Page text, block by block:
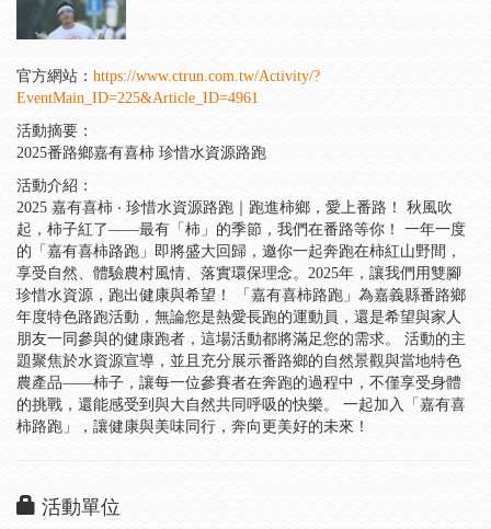
官方網站： https://www.ctrun.com.tw/Activity/?
EventMain_ID=225&Article_ID=4961
活動摘要：
2025番路鄉嘉有喜柿 珍惜水資源路跑
活動介紹：
2025 嘉有喜柿 ‧ 珍惜水資源路跑｜跑進柿鄉，愛上番路！ 秋風吹
起，柿子紅了——最有「柿」的季節，我們在番路等你！ 一年一度
的「嘉有喜柿路跑」即將盛大回歸，邀你一起奔跑在柿紅山野間，
享受自然、體驗農村風情、落實環保理念。2025年，讓我們用雙腳
珍惜水資源，跑出健康與希望！ 「嘉有喜柿路跑」為嘉義縣番路鄉
年度特色路跑活動，無論您是熱愛長跑的運動員，還是希望與家人
朋友一同參與的健康跑者，這場活動都將滿足您的需求。 活動的主
題聚焦於水資源宣導，並且充分展示番路鄉的自然景觀與當地特色
農產品——柿子，讓每一位參賽者在奔跑的過程中，不僅享受身體
的挑戰，還能感受到與大自然共同呼吸的快樂。 一起加入「嘉有喜
柿路跑」，讓健康與美味同行，奔向更美好的未來！
活動單位